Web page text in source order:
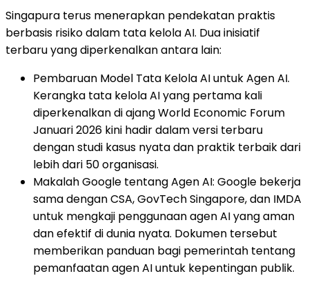
Singapura terus menerapkan pendekatan praktis
berbasis risiko dalam tata kelola AI. Dua inisiatif
terbaru yang diperkenalkan antara lain:
Pembaruan Model Tata Kelola AI untuk Agen AI.
Kerangka tata kelola AI yang pertama kali
diperkenalkan di ajang World Economic Forum
Januari 2026 kini hadir dalam versi terbaru
dengan studi kasus nyata dan praktik terbaik dari
lebih dari 50 organisasi.
Makalah Google tentang Agen AI: Google bekerja
sama dengan CSA, GovTech Singapore, dan IMDA
untuk mengkaji penggunaan agen AI yang aman
dan efektif di dunia nyata. Dokumen tersebut
memberikan panduan bagi pemerintah tentang
pemanfaatan agen AI untuk kepentingan publik.